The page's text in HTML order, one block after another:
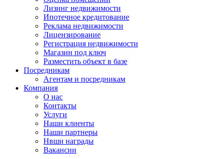
Лизинг недвижимости
Ипотечное кредитование
Реклама недвижимости
Лицензирование
Регистрация недвижимости
Магазин под ключ
Разместить объект в базе
Посредникам
Агентам и посредникам
Компания
О нас
Контакты
Услуги
Наши клиенты
Наши партнеры
Нвши награды
Вакансии